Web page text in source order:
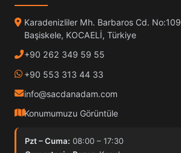
Karadenizliler Mh. Barbaros Cd. No:109
Başiskele, KOCAELİ, Türkiye
+90 262 349 59 55
+90 553 313 44 33
info@sacdanadam.com
Konumumuzu Görüntüle
Pzt – Cuma: 08:00 – 17:30